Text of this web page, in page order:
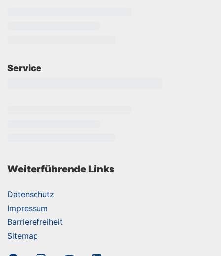
Service
Weiterführende Links
Datenschutz
Impressum
Barrierefreiheit
Sitemap